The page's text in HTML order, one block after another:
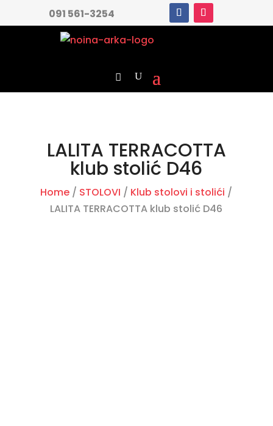
091 561-3254
LALITA TERRACOTTA
klub stolić D46
Home / STOLOVI / Klub stolovi i stolići /
LALITA TERRACOTTA klub stolić D46